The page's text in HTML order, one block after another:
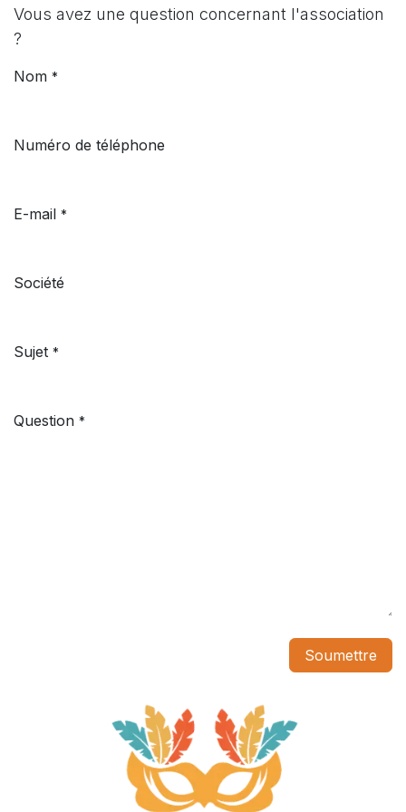
Vous avez une question concernant l'association
?
Nom *
Numéro de téléphone
E-mail *
Société
Sujet *
Question *
Soumettre